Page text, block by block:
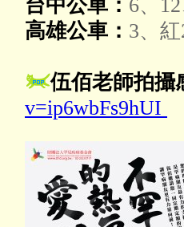
台中公車： 6、
高雄公車： 3、
伍佰老師拍攝
v=ip6wbFs9hUI